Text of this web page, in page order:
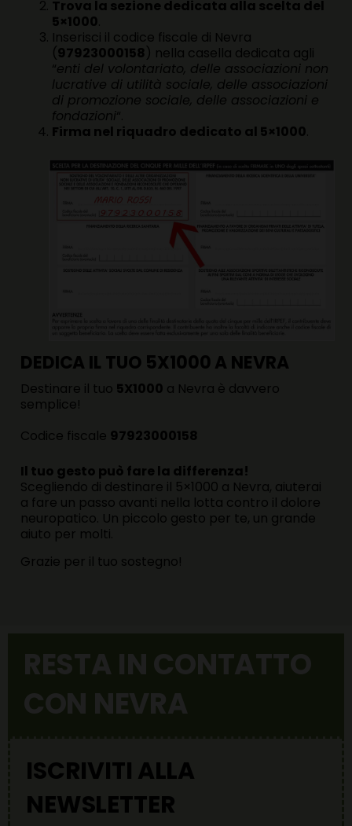
Trova la sezione dedicata alla scelta del
5×1000.
Inserisci il codice fiscale di Nevra
(97923000158 ) nella casella dedicata agli
“enti del volontariato, delle associazioni non
lucrative di utilità sociale, delle associazioni
di promozione sociale, delle associazioni e
fondazioni“.
Firma nel riquadro dedicato al 5×1000.
DEDICA IL TUO 5X1000 A NEVRA
Destinare il tuo 5X1000 a Nevra è davvero
semplice!
Codice fiscale 97923000158
Il tuo gesto può fare la differenza!
Scegliendo di destinare il 5×1000 a Nevra, aiuterai
a fare un passo avanti nella lotta contro il dolore
neuropatico. Un piccolo gesto per te, un grande
aiuto per molti.
Grazie per il tuo sostegno!
RESTA IN CONTATTO
CON NEVRA
ISCRIVITI ALLA
NEWSLETTER